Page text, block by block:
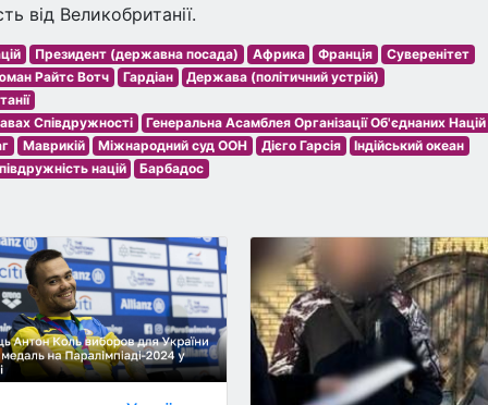
від Великобританії.
Президент (державна посада) Африка Франція
Суверенітет
Райтс Вотч
Гардіан
Держава (політичний устрій)
Співдружності
Генеральна Асамблея Організації Об'єднаних Націй
Маврикій Міжнародний суд ООН Дієго Гарсія
Індійський океан
націй
Барбадос